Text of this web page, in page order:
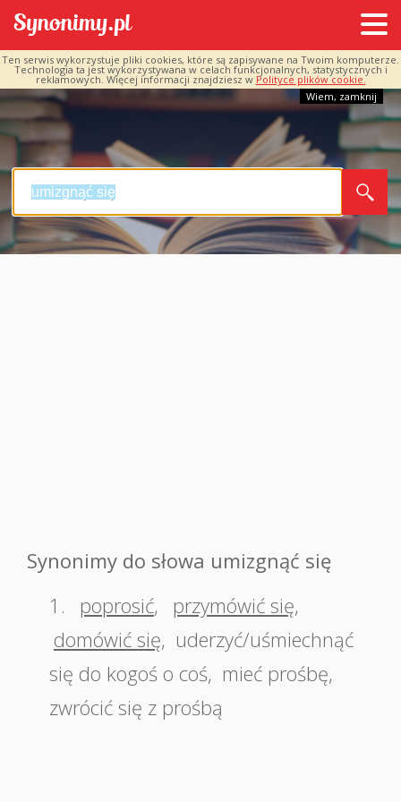
Ten serwis wykorzystuje pliki cookies, które są zapisywane na Twoim komputerze.
Technologia ta jest wykorzystywana w celach funkcjonalnych, statystycznych i
reklamowych. Więcej informacji znajdziesz w Polityce plików cookie.
Wiem, zamknij
Synonimy do słowa umizgnąć się
1.
poprosić, przymówić się,
domówić się, uderzyć/uśmiechnąć
się do kogoś o coś, mieć prośbę,
zwrócić się z prośbą